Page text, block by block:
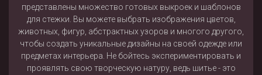
представлены множество готовых выкроек и шаблонов
для стежки. Вы можете выбрать изображения цветов,
животных, фигур, абстрактных узоров и многого другого,
чтобы создать уникальные дизайны на своей одежде или
предметах интерьера. Не бойтесь экспериментировать и
проявлять свою творческую натуру, ведь шитье - это